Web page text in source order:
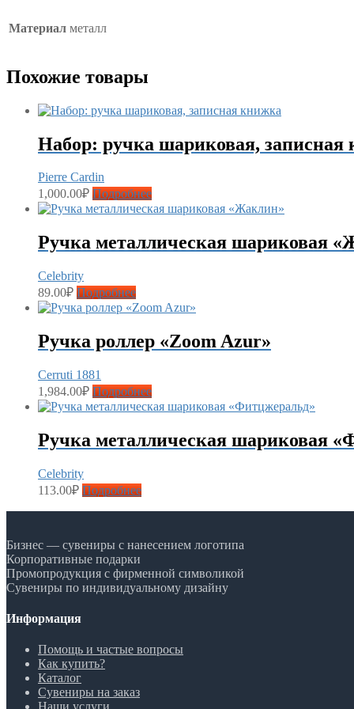
Материал металл
Похожие товары
Набор: ручка шариковая, записная
Pierre Cardin
1,000.00₽ Подробнее
Ручка металлическая шариковая
Celebrity
89.00₽ Подробнее
Ручка роллер «Zoom Azur»
Cerruti 1881
1,984.00₽ Подробнее
Ручка металлическая шариковая
Celebrity
113.00₽ Подробнее
Бизнес — сувениры с нанесением логотипа
Корпоративные подарки
Промопродукция с фирменной символикой
Сувениры по индивидуальному дизайну
Информация
Помощь и частые вопросы
Как купить?
Каталог
Сувениры на заказ